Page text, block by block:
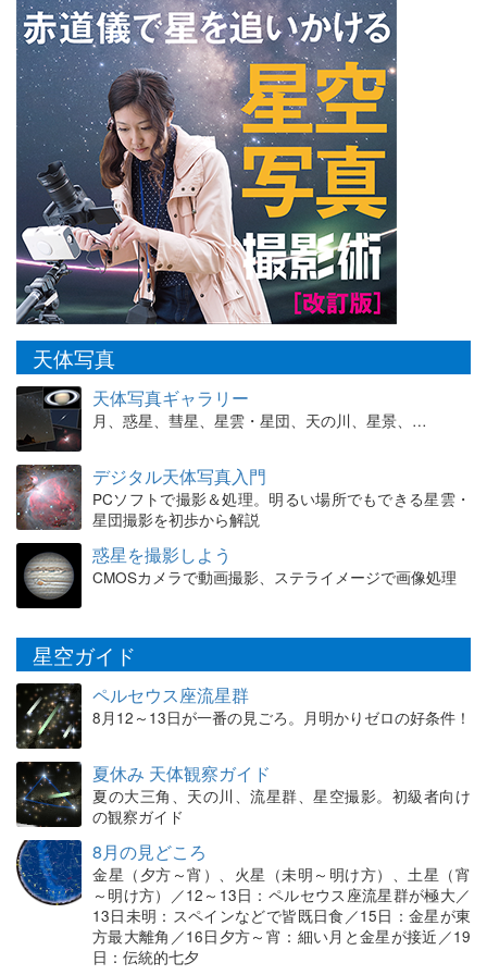
天体写真
天体写真ギャラリー
月、惑星、彗星、星雲・星団、天の川、星景、…
デジタル天体写真入門
PCソフトで撮影＆処理。明るい場所でもできる星雲・
星団撮影を初歩から解説
惑星を撮影しよう
CMOSカメラで動画撮影、ステライメージで画像処理
星空ガイド
ペルセウス座流星群
8月12～13日が一番の見ごろ。月明かりゼロの好条件！
夏休み 天体観察ガイド
夏の大三角、天の川、流星群、星空撮影。初級者向け
の観察ガイド
8月の見どころ
金星（夕方～宵）、火星（未明～明け方）、土星（宵
～明け方）／12～13日：ペルセウス座流星群が極大／
13日未明：スペインなどで皆既日食／15日：金星が東
方最大離角／16日夕方～宵：細い月と金星が接近／19
日：伝統的七夕